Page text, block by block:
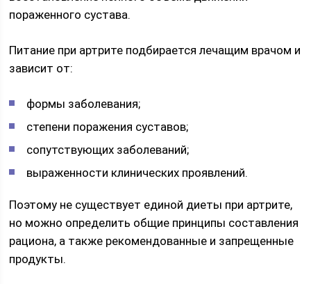
пораженного сустава.
Питание при артрите подбирается лечащим врачом и
зависит от:
формы заболевания;
степени поражения суставов;
сопутствующих заболеваний;
выраженности клинических проявлений.
Поэтому не существует единой диеты при артрите,
но можно определить общие принципы составления
рациона, а также рекомендованные и запрещенные
продукты.